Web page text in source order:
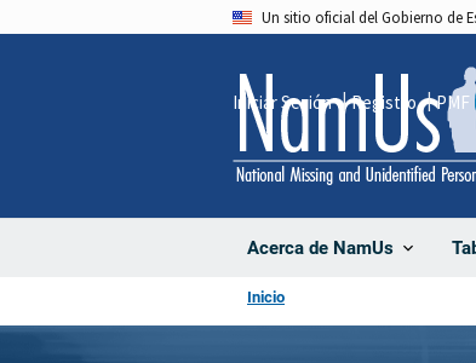
Un sitio oficial del Gobierno de
Acerca de NamUs
Iniciar Sesión Registro PMF
Inicio